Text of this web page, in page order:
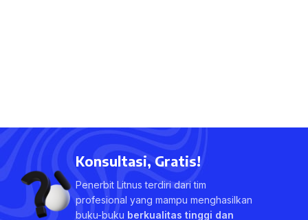
Konsultasi, Gratis!
Penerbit Litnus terdiri dari tim
profesional yang mampu menghasilkan
buku-buku berkualitas tinggi dan